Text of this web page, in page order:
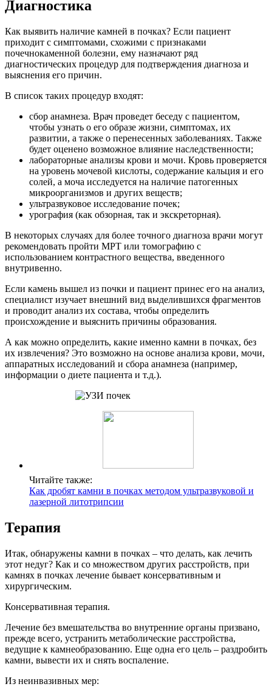
Диагностика
Как выявить наличие камней в почках? Если пациент
приходит с симптомами, схожими с признаками
почечнокаменной болезни, ему назначают ряд
диагностических процедур для подтверждения диагноза и
выяснения его причин.
В список таких процедур входят:
сбор анамнеза. Врач проведет беседу с пациентом,
чтобы узнать о его образе жизни, симптомах, их
развитии, а также о перенесенных заболеваниях. Также
будет оценено возможное влияние наследственности;
лабораторные анализы крови и мочи. Кровь проверяется
на уровень мочевой кислоты, содержание кальция и его
солей, а моча исследуется на наличие патогенных
микроорганизмов и других веществ;
ультразвуковое исследование почек;
урография (как обзорная, так и экскреторная).
В некоторых случаях для более точного диагноза врачи могут
рекомендовать пройти МРТ или томографию с
использованием контрастного вещества, введенного
внутривенно.
Если камень вышел из почки и пациент принес его на анализ,
специалист изучает внешний вид выделившихся фрагментов
и проводит анализ их состава, чтобы определить
происхождение и выяснить причины образования.
А как можно определить, какие именно камни в почках, без
их извлечения? Это возможно на основе анализа крови, мочи,
аппаратных исследований и сбора анамнеза (например,
информации о диете пациента и т.д.).
Читайте также:
Как дробят камни в почках методом ультразвуковой и
лазерной литотрипсии
Терапия
Итак, обнаружены камни в почках – что делать, как лечить
этот недуг? Как и со множеством других расстройств, при
камнях в почках лечение бывает консервативным и
хирургическим.
Консервативная терапия.
Лечение без вмешательства во внутренние органы призвано,
прежде всего, устранить метаболические расстройства,
ведущие к камнеобразованию. Еще одна его цель – раздробить
камни, вывести их и снять воспаление.
Из неинвазивных мер: